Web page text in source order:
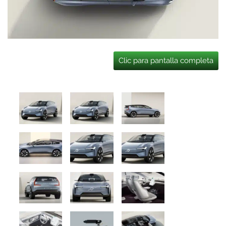
Clic para pantalla completa